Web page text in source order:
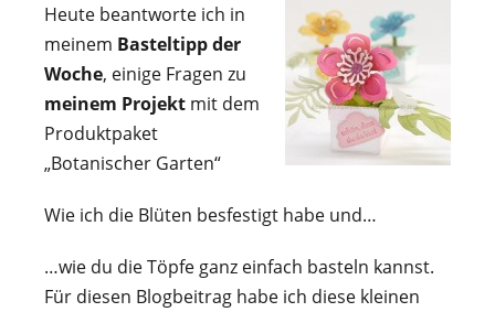
Heute beantworte ich in
meinem Basteltipp der
Woche, einige Fragen zu
meinem Projekt mit dem
Produktpaket
„Botanischer Garten“
Wie ich die Blüten besfestigt habe und…
…wie du die Töpfe ganz einfach basteln kannst.
Für diesen Blogbeitrag habe ich diese kleinen